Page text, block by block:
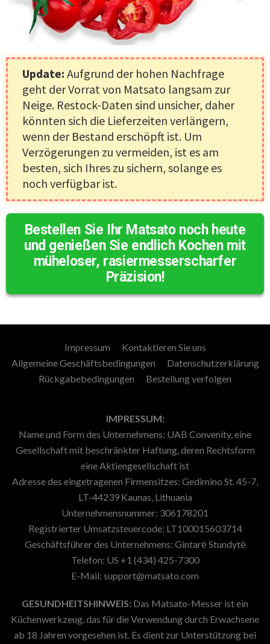
Update: Aufgrund der hohen Nachfrage
geht der Vorrat von Matsato langsam zur
Neige. Restock-Daten sind unsicher, daher
könnten sich die Lieferzeiten verlängern,
wenn der Bestand erschöpft ist. Um
Verzögerungen zu vermeiden, ist es am
besten, sich Ihres zu sichern, solange es
noch verfügbar ist.
Bestellen Sie Ihr Matsato noch heute
und genießen Sie endlich Kochen mit
müheloser, rasiermesserscharfer
Präzision!
Impressum
Kontaktieren Sie uns
Allgemeine Geschäftsbedingungen
Datenschutzerklärung
Rückgabebedingungen
Bestellung verfolgen
IMPRESSUM:
Name und Form des Unternehmens: UAB Convenity, eine
Gesellschaft mit beschränkter Haftung, deren Rechtsform
eine Aktiengesellschaft ist
Adresse des eingetragenen Firmensitzes: Gedimino St. 45-7,
LT-44239 Kaunas, Lithuania
Unternehmensnummer: 306178201
Registrierter Umsatzsteuercode: LT100015603714
Geschäftsführer des Unternehmens: Gintarė Stundytė
Telefon: US +1 (434) 425-7300
E-Mail: support@matsato.com
GESUNDHEITSHINWEIS: Das Matsato-Messer ist ein
Küchenwerkzeug, das für die Verwendung durch Erwachsene
ab 18 Jahren vorgesehen ist. Es dient zur Unterstützung bei